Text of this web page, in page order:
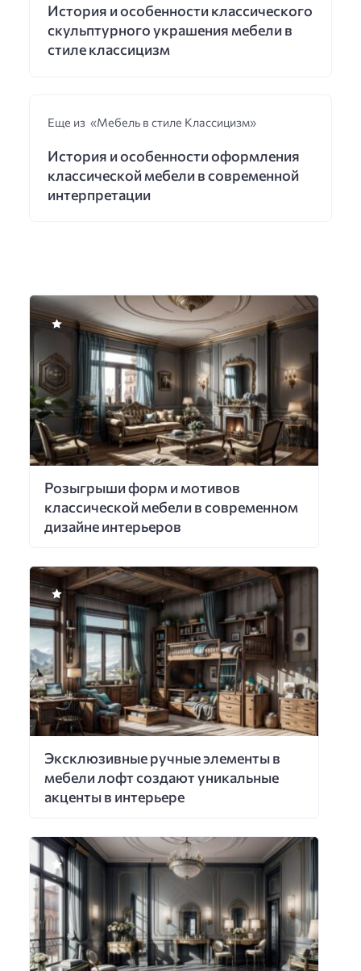
История и особенности классического
скульптурного украшения мебели в
стиле классицизм
Еще из «Мебель в стиле Классицизм»
История и особенности оформления
классической мебели в современной
интерпретации
Розыгрыши форм и мотивов
классической мебели в современном
дизайне интерьеров
Эксклюзивные ручные элементы в
мебели лофт создают уникальные
акценты в интерьере